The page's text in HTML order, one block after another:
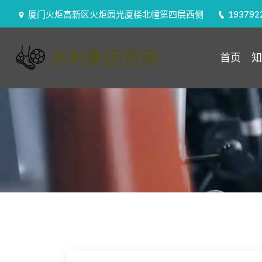
厦门火炬高新区火炬园光厦楼北幢第四层西侧
首页